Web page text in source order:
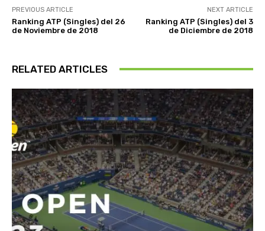
PREVIOUS ARTICLE
Ranking ATP (Singles) del 26
de Noviembre de 2018
NEXT ARTICLE
Ranking ATP (Singles) del 3
de Diciembre de 2018
RELATED ARTICLES